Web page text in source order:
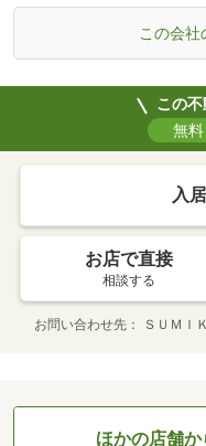
この会社
この
無
入
お店で直接
相談する
お問い合わせ先 ＳＵＭＩ
ほかの店舗か